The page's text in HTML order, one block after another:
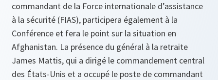
commandant de la Force internationale d’assistance
à la sécurité (FIAS), participera également à la
Conférence et fera le point sur la situation en
Afghanistan. La présence du général à la retraite
James Mattis, qui a dirigé le commandement central
des États-Unis et a occupé le poste de commandant